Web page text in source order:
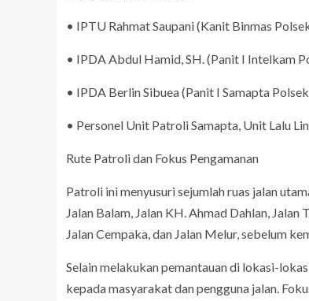
• IPTU Rahmat Saupani (Kanit Binmas
• IPDA Abdul Hamid, SH. (Panit I Intelkam
• IPDA Berlin Sibuea (Panit I Samapta
• Personel Unit Patroli Samapta, Unit Lalu
Rute Patroli dan Fokus Pengamanan
Patroli ini menyusuri sejumlah ruas jalan
Jalan Balam, Jalan KH. Ahmad Dahlan, Jalan
Jalan Cempaka, dan Jalan Melur, sebelum
Selain melakukan pemantauan di lokasi-
kepada masyarakat dan pengguna jalan.